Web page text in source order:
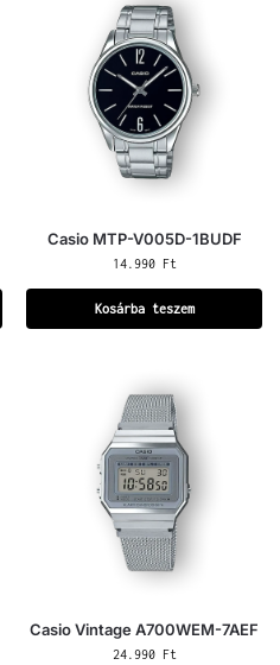
Casio MTP-V005D-1BUDF
14.990 Ft
Kosárba teszem
Casio Vintage A700WEM-7AEF
24.990 Ft